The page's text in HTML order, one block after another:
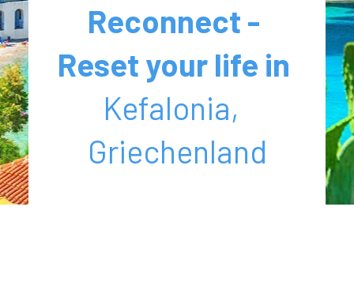
Reconnect -
Reset your life in
Kefalonia,
Griechenland